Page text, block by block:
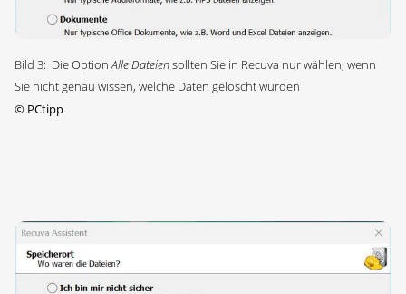
Bild 3: Die OptionAlle Dateiensollten Sie in Recuva nur wählen, wenn
Sie nicht genau wissen, welche Daten gelöscht wurden
© PCtipp